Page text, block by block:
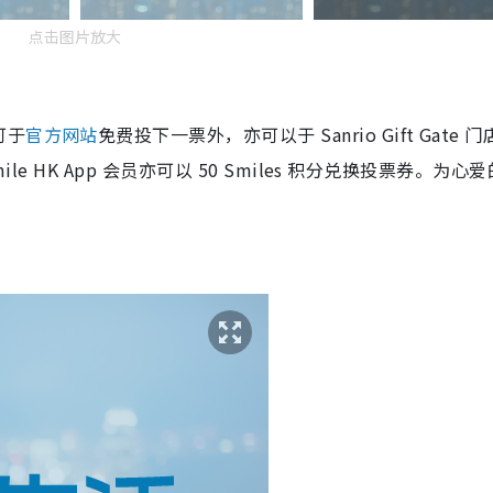
点击图片放大
于官方网站免费投下一票外，亦可以于 Sanrio Gift Gate 门
HK App 会员亦可以 50 Smiles 积分兑换投票券。为心爱